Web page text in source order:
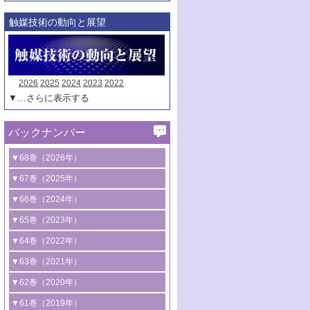
触媒技術の動向と展望
2026 2025 2024 2023 2022
▼…さらに表示する
バックナンバー
▼68巻（2026年）
1号 過酸化水素合成に関する研究動向
2号 コンピューター技術により加速する
触媒開発
3号 有機分子変換やCO 資源化のための
光触媒に関する最近の研究
B号 第137回触媒討論会（2026年）
▼67巻（2025年）
1号 CO
水素化によるグリーン燃料/グリ
ーンケミカル製造
2号 水素製造のための水分解技術に関す
る最近の研究
3号 オレフィン系樹脂の精密合成に関す
る最新技術
4号 アルコール類の効率的変換を実現す
▼66巻（2024年）
1号 低次元ナノ構造を有する触媒材料
2号 規制反応場を活用した固体触媒研究
の新展開
3号 未踏分子変換を目指した酸化触媒プ
ロセスの最前線
4号 シンクロトロン放射光および中性子
▼65巻（2023年）
1号 炭素が関わる触媒機能
2号 プラスチックケミカルリサイクルの
ための触媒技術
3号 非酸化物系金属化合物を基盤とした
▼64巻（2022年）
1号 合成ガス製造とCOを用いるケミカル
ズ合成の最新動向
2号 化学品合成のための合金触媒開発
▼63巻（2021年）
1号 金触媒の新展開
2号 ペロブスカイト
▼62巻（2020年）
1号 触媒設計を拓く欠陥構造のキャラク
▼61巻（2019年）